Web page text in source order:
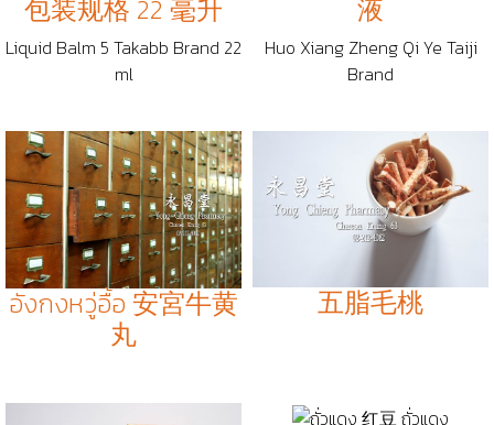
包装规格 22 毫升
Liquid Balm 5 Takabb Brand 22
ml
液
Huo Xiang Zheng Qi Ye Taiji
Brand
อังกงหวู่อื้อ 安宮牛黄
丸
五脂毛桃